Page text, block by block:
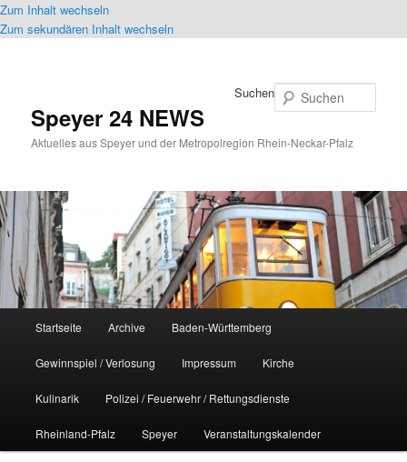
Zum Inhalt wechseln
Zum sekundären Inhalt wechseln
Speyer 24 NEWS
Aktuelles aus Speyer und der Metropolregion Rhein-Neckar-Pfalz
Suchen
Startseite Archive Baden-Württemberg
Gewinnspiel / Verlosung Impressum Kirche
Kulinarik Polizei / Feuerwehr / Rettungsdienste
Rheinland-Pfalz Speyer Veranstaltungskalender